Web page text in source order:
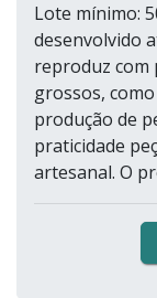
Lote mínimo:
desenvolvido
reproduz com
grossos,
produção de
praticidade
artesanal. O